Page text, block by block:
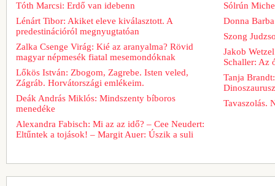
Tóth Marcsi: Erdő van idebenn
Lénárt Tibor: Akiket eleve kiválasztott. A
predestinációról megnyugtatóan
Zalka Csenge Virág: Kié az aranyalma? Rövid
magyar népmesék fiatal mesemondóknak
Lőkös István: Zbogom, Zagrebe. Isten veled,
Zágráb. Horvátországi emlékeim.
Deák András Miklós: Mindszenty bíboros
menedéke
Alexandra Fabisch: Mi az az idő? – Cee Neudert:
Eltűntek a tojások! – Margit Auer: Úszik a suli
Sólrún
Donna
Szong
Jakob
Schaller: Az
Tanja
Tavaszolás.